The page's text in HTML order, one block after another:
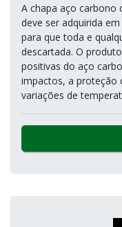
A chapa aço carbono
deve ser adquirida
para que toda e
descartada. O
positivas do aço
impactos, a proteção
variações de